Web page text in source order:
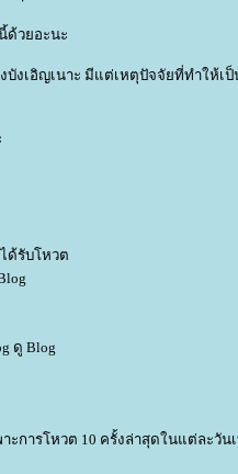
ด้วยอะนะ
บังเอิญเนาะ มีแต่เหตุปัจจัยที่ทำให้เ
ด้รับโหวต
ดู Blog
ะการโหวต 10 ครั้งล่าสุดในแต่ละวัน